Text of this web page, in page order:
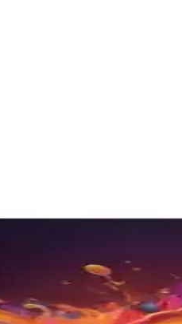
Tercihleri Analizi
ve teknik özelliklere göre
Gelişmiş Görüntü ve